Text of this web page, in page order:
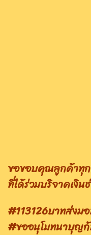
ขอขอบคุณลูกค้าทุ
ที่ได้ร่วมบริจาคเงิ
#113126บาทส่งม
#ขออนุโมทนาบุญ